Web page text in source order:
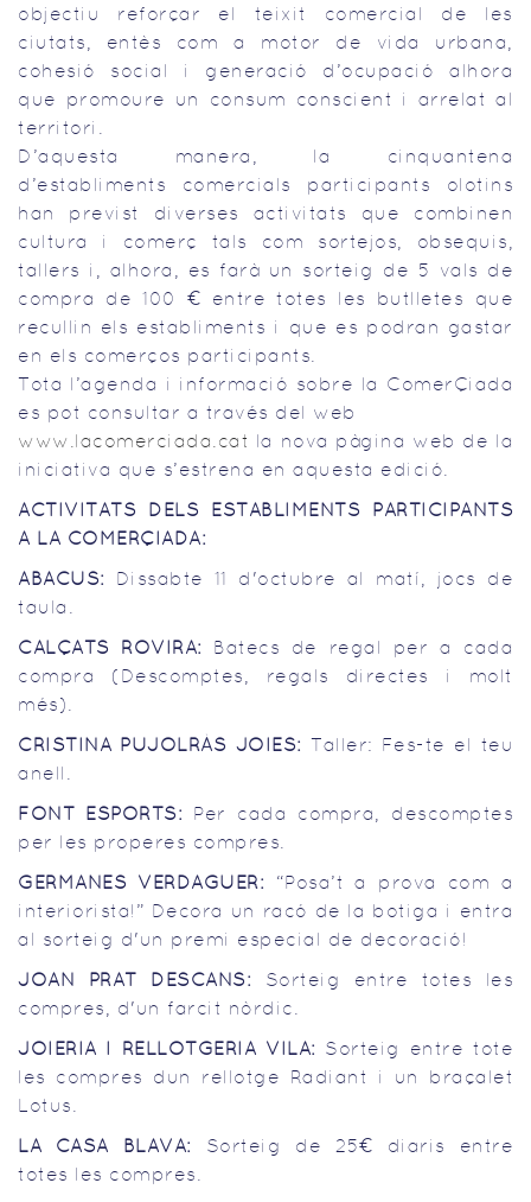
objectiu reforçar el teixit comercial de les
ciutats, entès com a motor de vida urbana,
cohesió social i generació d’ocupació alhora
que promoure un consum conscient i arrelat al
territori.
D’aquesta manera, la cinquantena
d’establiments comercials participants olotins
han previst diverses activitats que combinen
cultura i comerç tals com sortejos, obsequis,
tallers i, alhora, es farà un sorteig de 5 vals de
compra de 100 € entre totes les butlletes que
recullin els establiments i que es podran gastar
en els comerços participants.
Tota l’agenda i informació sobre la ComerÇiada
es pot consultar a través del web
www.lacomerciada.cat la nova pàgina web de la
iniciativa que s’estrena en aquesta edició.
ACTIVITATS DELS ESTABLIMENTS PARTICIPANTS
A LA COMERÇIADA:
ABACUS: Dissabte 11 d'octubre al matí, jocs de
taula.
CALÇATS ROVIRA: Batecs de regal per a cada
compra (Descomptes, regals directes i molt
més).
CRISTINA PUJOLRÀS JOIES: Taller: Fes-te el teu
anell.
FONT ESPORTS: Per cada compra, descomptes
per les properes compres.
GERMANES VERDAGUER: “Posa’t a prova com a
interiorista!” Decora un racó de la botiga i entra
al sorteig d'un premi especial de decoració!
JOAN PRAT DESCANS: Sorteig entre totes les
compres, d'un farcit nòrdic.
JOIERIA I RELLOTGERIA VILA: Sorteig entre tote
les compres dun rellotge Radiant i un braçalet
Lotus.
LA CASA BLAVA: Sorteig de 25€ diaris entre
totes les compres.